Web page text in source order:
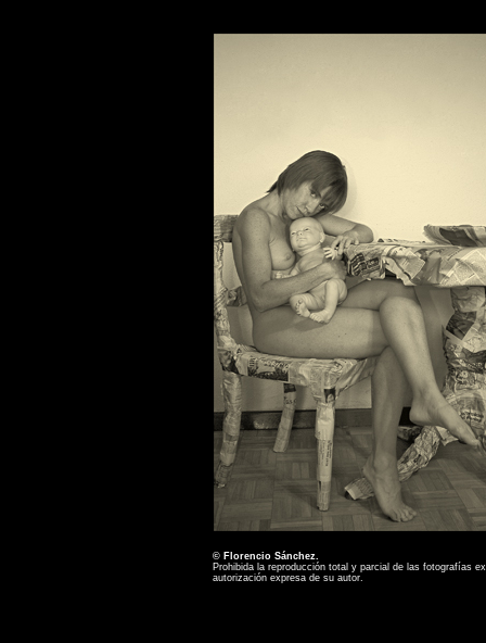
© Florencio Sánchez.
Prohibida la reproducción total y parcial de las fotografías
autorización expresa de su autor.